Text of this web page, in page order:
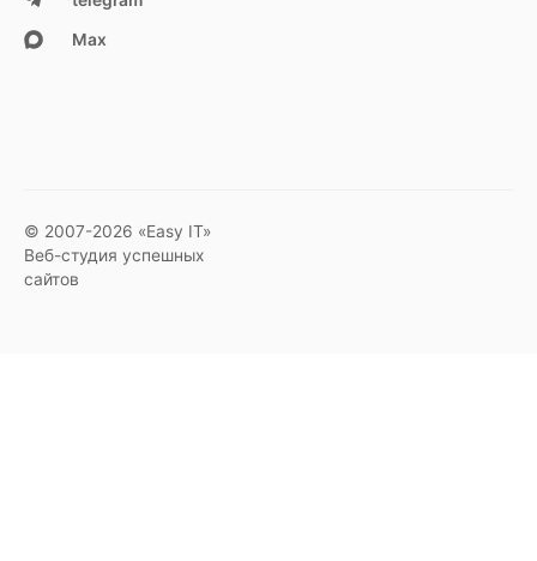
Max
© 2007-2026 «Easy IT»
Веб-студия успешных
сайтов